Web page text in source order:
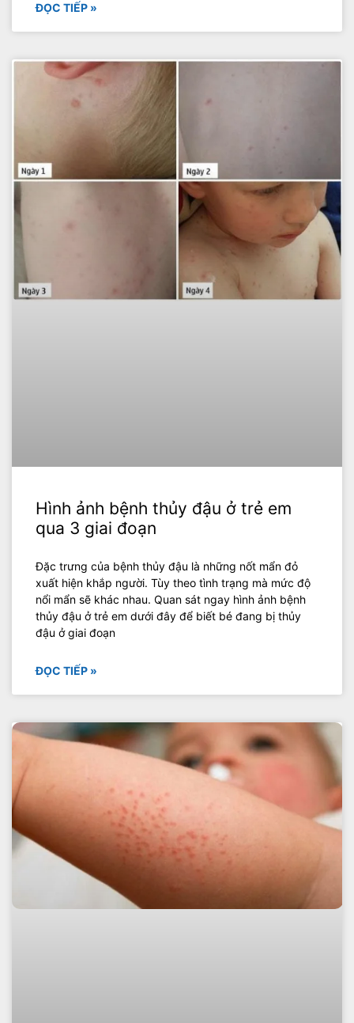
ĐỌC TIẾP »
Hình ảnh bệnh thủy đậu ở trẻ em
qua 3 giai đoạn
Đặc trưng của bệnh thủy đậu là những nốt mẩn đỏ
xuất hiện khắp người. Tùy theo tình trạng mà mức độ
nổi mẩn sẽ khác nhau. Quan sát ngay hình ảnh bệnh
thủy đậu ở trẻ em dưới đây để biết bé đang bị thủy
đậu ở giai đoạn
ĐỌC TIẾP »